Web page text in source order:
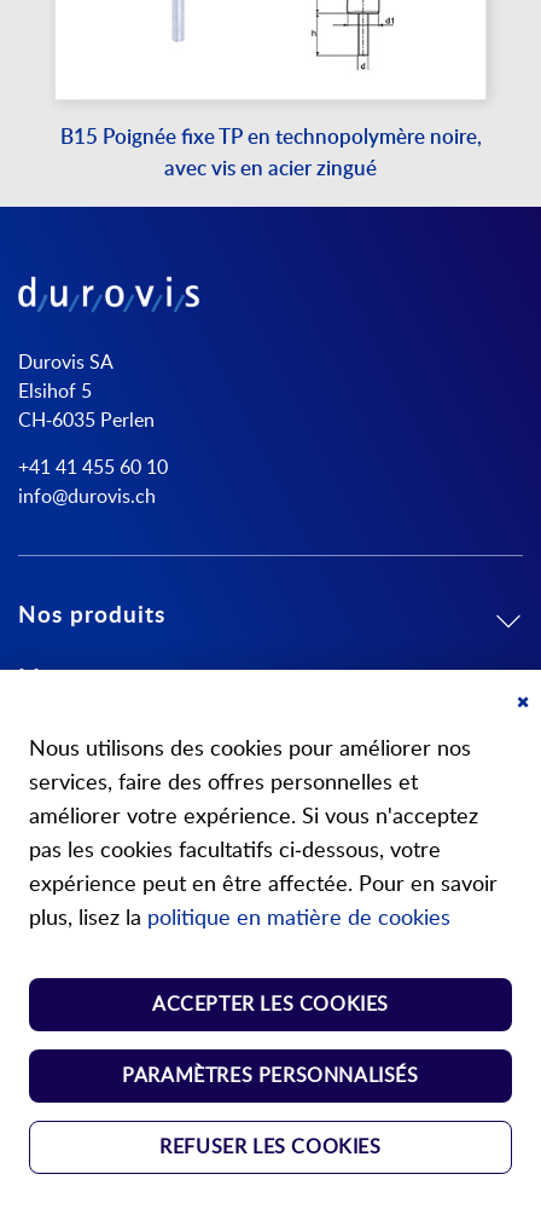
B15 Poignée fixe TP en technopolymère noire,
avec vis en acier zingué
Durovis SA
Elsihof 5
CH-6035 Perlen
+41 41 455 60 10
info@durovis.ch
Nos produits
A propos de nous
Nos boutiques
Shop ressorts normalisés
Shop éléments de manoeuvre
Nous utilisons des cookies pour améliorer nos
services, faire des offres personnelles et
améliorer votre expérience. Si vous n'acceptez
pas les cookies facultatifs ci-dessous, votre
expérience peut en être affectée. Pour en savoir
plus, lisez la politique en matière de cookies
ACCEPTER LES COOKIES
PARAMÈTRES PERSONNALISÉS
REFUSER LES COOKIES